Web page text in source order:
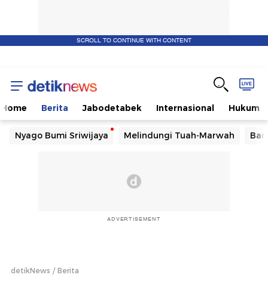
SCROLL TO CONTINUE WITH CONTENT
Home Berita Jabodetabek Internasional Hukum
Nyago Bumi Sriwijaya Melindungi Tuah-Marwah
ADVERTISEMENT
detikNews Berita